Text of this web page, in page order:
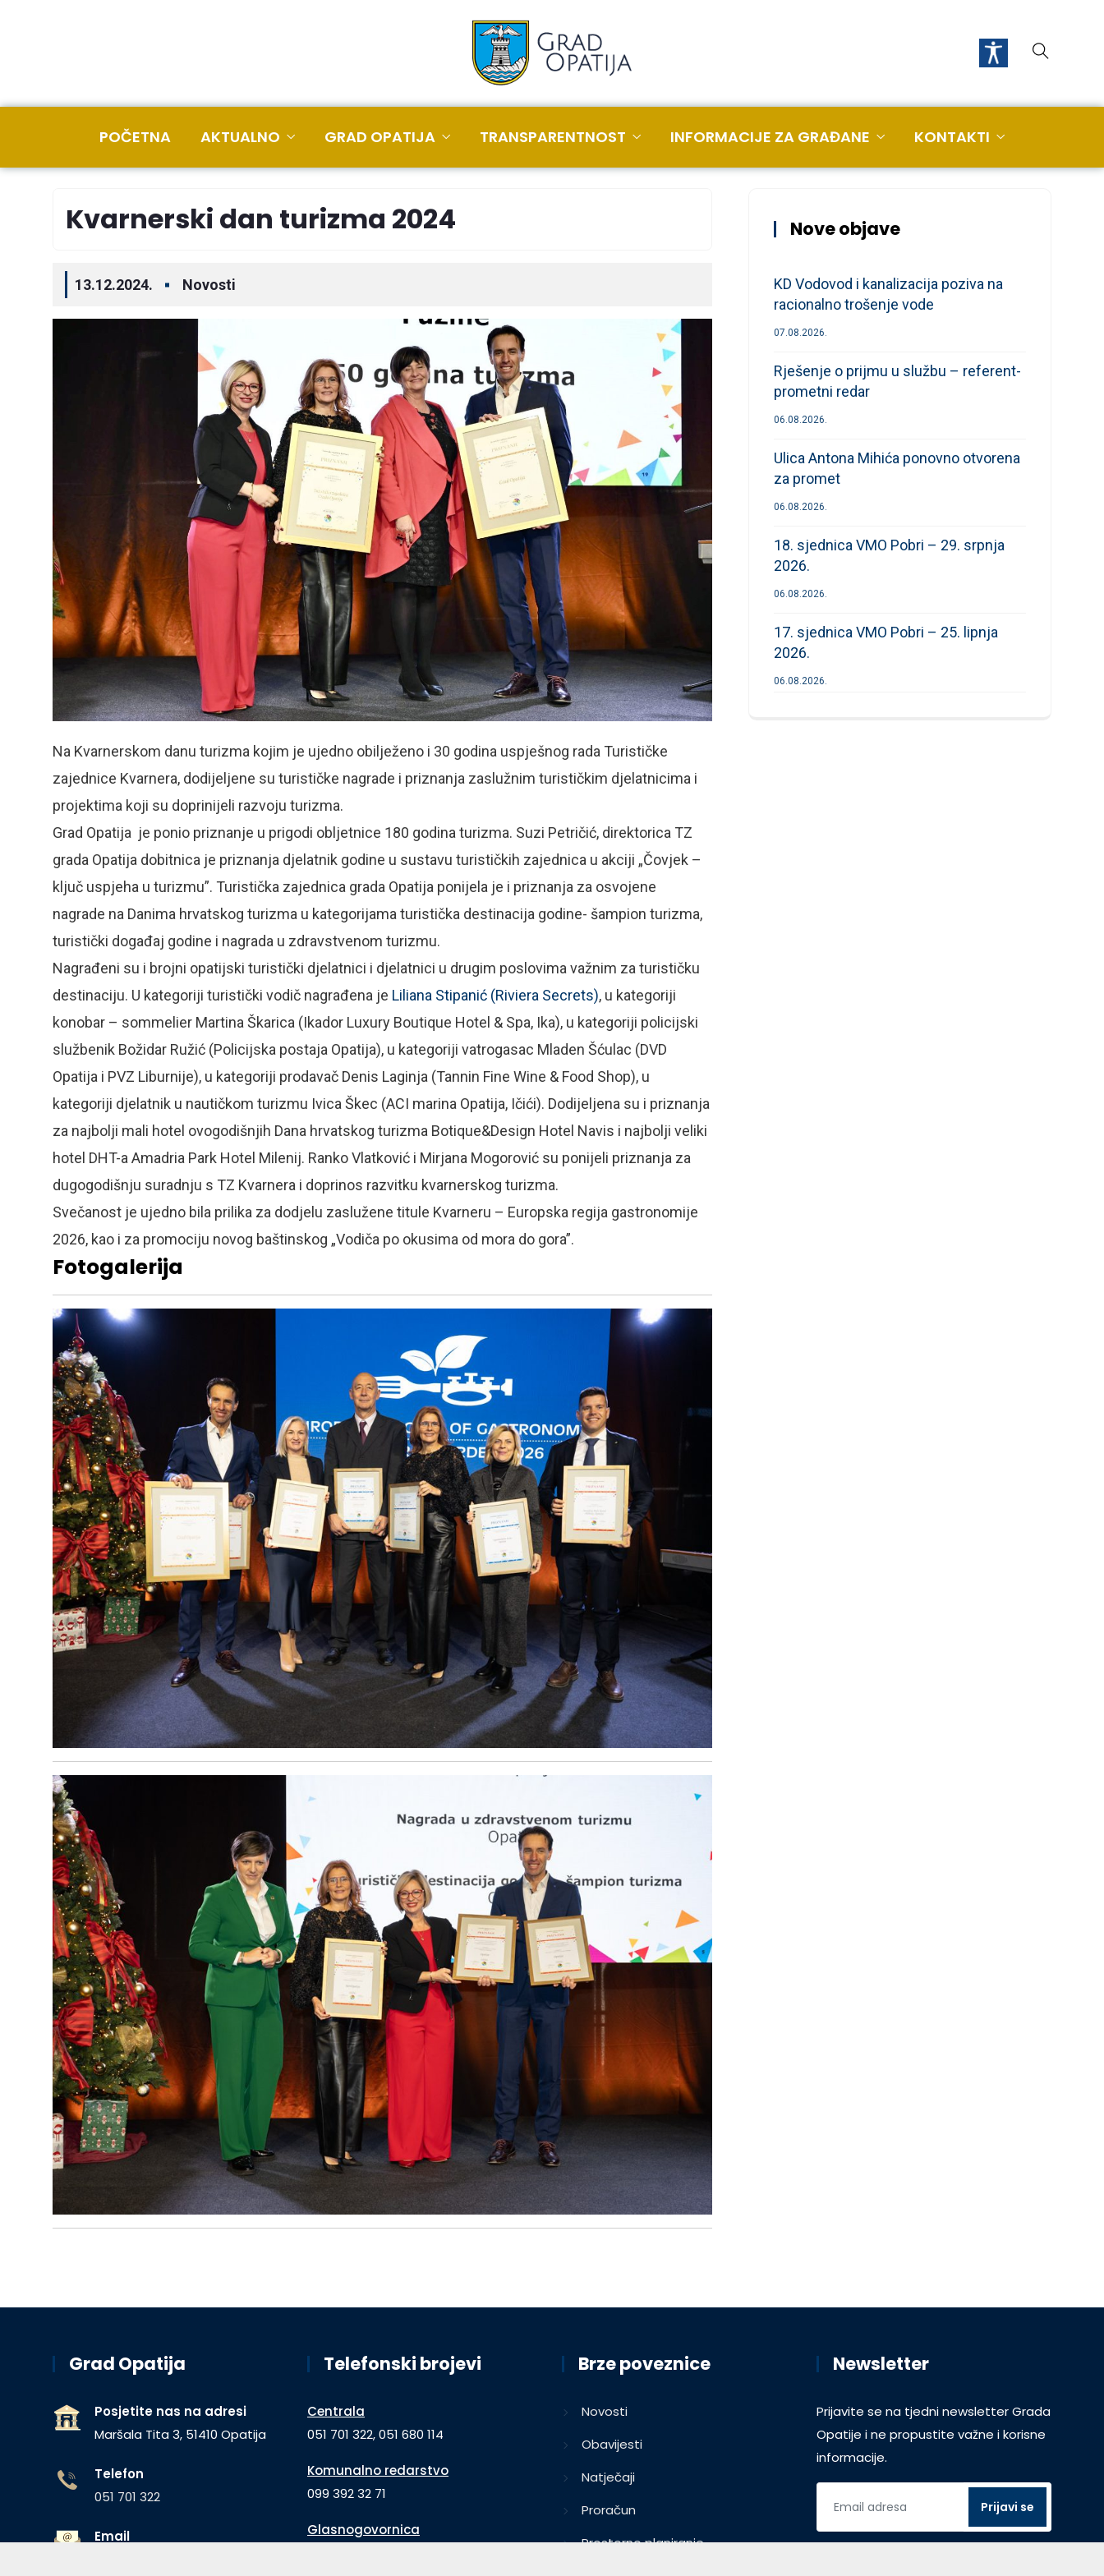
POČETNA AKTUALNO GRAD OPATIJA TRANSPARENTNOST INFORMACIJE ZA GRAĐANE KONTAKTI
Kvarnerski dan turizma 2024
13.12.2024. Novosti
Na Kvarnerskom danu turizma kojim je ujedno obilježeno i 30 godina uspješnog rada Turističke
zajednice Kvarnera, dodijeljene su turističke nagrade i priznanja zaslužnim turističkim djelatnicima i
projektima koji su doprinijeli razvoju turizma.
Grad Opatija je ponio priznanje u prigodi obljetnice 180 godina turizma. Suzi Petričić, direktorica TZ
grada Opatija dobitnica je priznanja djelatnik godine u sustavu turističkih zajednica u akciji „Čovjek –
ključ uspjeha u turizmu”. Turistička zajednica grada Opatija ponijela je i priznanja za osvojene
nagrade na Danima hrvatskog turizma u kategorijama turistička destinacija godine- šampion turizma,
turistički događaj godine i nagrada u zdravstvenom turizmu.
Nagrađeni su i brojni opatijski turistički djelatnici i djelatnici u drugim poslovima važnim za turističku
destinaciju. U kategoriji turistički vodič nagrađena je Liliana Stipanić (Riviera Secrets), u kategoriji
konobar – sommelier Martina Škarica (Ikador Luxury Boutique Hotel & Spa, Ika), u kategoriji policijski
službenik Božidar Ružić (Policijska postaja Opatija), u kategoriji vatrogasac Mladen Šćulac (DVD
Opatija i PVZ Liburnije), u kategoriji prodavač Denis Laginja (Tannin Fine Wine & Food Shop), u
kategoriji djelatnik u nautičkom turizmu Ivica Škec (ACI marina Opatija, Ičići). Dodijeljena su i priznanja
za najbolji mali hotel ovogodišnjih Dana hrvatskog turizma Botique&Design Hotel Navis i najbolji veliki
hotel DHT-a Amadria Park Hotel Milenij. Ranko Vlatković i Mirjana Mogorović su ponijeli priznanja za
dugogodišnju suradnju s TZ Kvarnera i doprinos razvitku kvarnerskog turizma.
Svečanost je ujedno bila prilika za dodjelu zaslužene titule Kvarneru – Europska regija gastronomije
2026, kao i za promociju novog baštinskog „Vodiča po okusima od mora do gora”.
Fotogalerija
Nove objave
KD Vodovod i kanalizacija poziva na
racionalno trošenje vode
07.08.2026.
Rješenje o prijmu u službu – referent-
prometni redar
06.08.2026.
Ulica Antona Mihića ponovno otvorena
za promet
06.08.2026.
18. sjednica VMO Pobri – 29. srpnja
2026.
06.08.2026.
17. sjednica VMO Pobri – 25. lipnja
2026.
06.08.2026.
Grad Opatija
Posjetite nas na adresi
Maršala Tita 3, 51410 Opatija
Telefon
051 701 322
Email
Telefonski brojevi
Centrala
051 701 322, 051 680 114
Komunalno redarstvo
099 392 32 71
Glasnogovornica
Brze poveznice
Novosti
Obavijesti
Natječaji
Proračun
Prostorno planiranje
Newsletter
Prijavite se na tjedni newsletter Grada
Opatije i ne propustite važne i korisne
informacije.